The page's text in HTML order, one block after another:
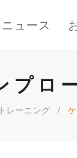
ニュース
プロ
レーニング